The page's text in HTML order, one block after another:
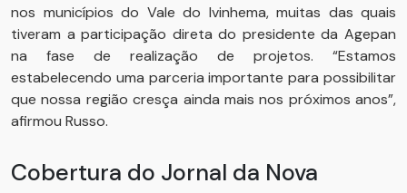
nos municípios do Vale do Ivinhema, muitas das quais
tiveram a participação direta do presidente da Agepan
na fase de realização de projetos. “Estamos
estabelecendo uma parceria importante para possibilitar
que nossa região cresça ainda mais nos próximos anos”,
afirmou Russo.
Cobertura do Jornal da Nova